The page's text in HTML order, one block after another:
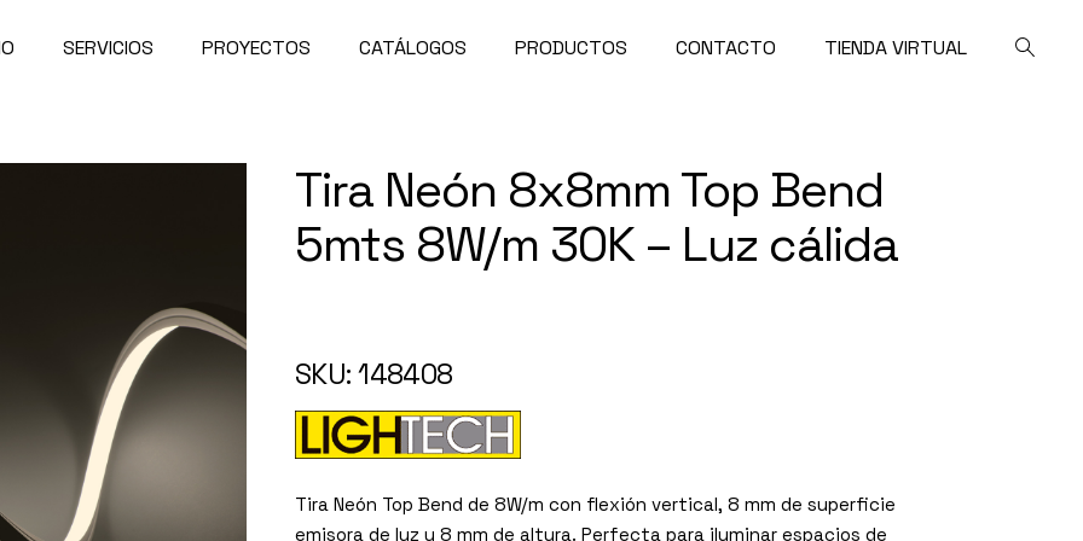
SERVICIOS PROYECTOS CATÁLOGOS PRODUCTOS CONTACTO TIENDA VIRTUAL
Tira Neón 8x8mm Top Bend
5mts 8W/m 30K – Luz cálida
SKU: 148408
Tira Neón Top Bend de 8W/m con flexión vertical, 8 mm de superficie
emisora de luz y 8 mm de altura. Perfecta para iluminar espacios de